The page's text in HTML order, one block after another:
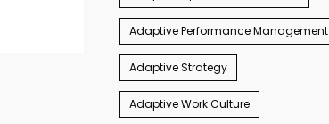
Adaptive Performance Management
Adaptive Strategy
Adaptive Work Culture